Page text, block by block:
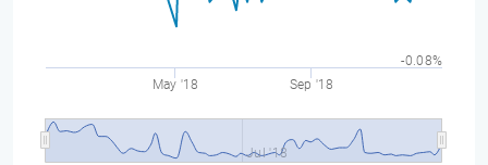
May '18 Sep '18
Jul '18
-0.08%